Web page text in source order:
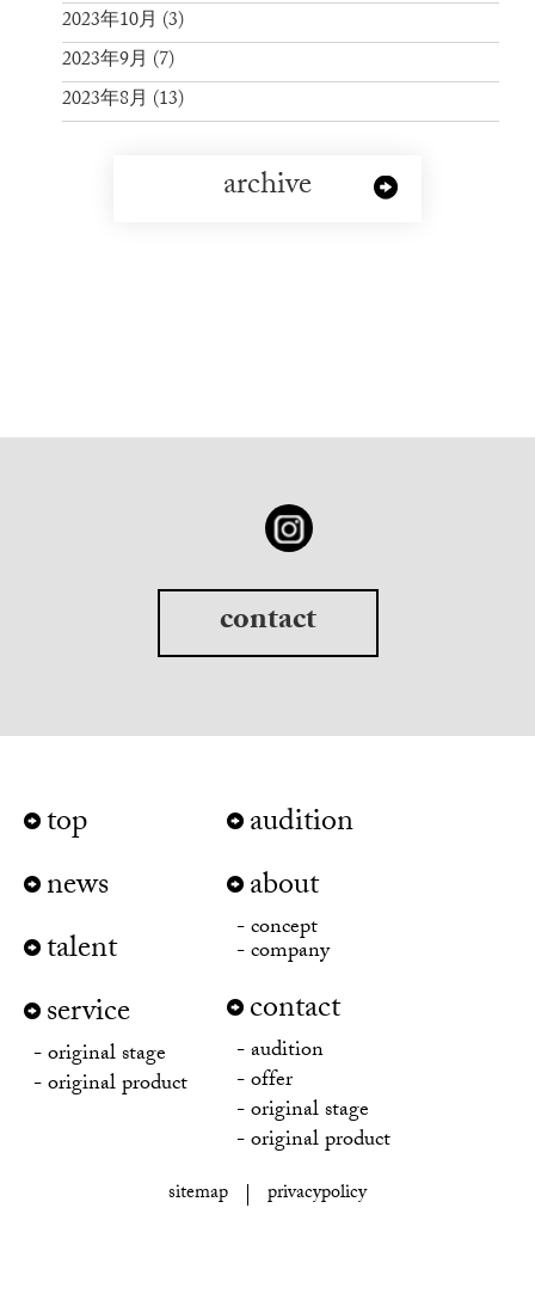
2023年10月 (3)
2023年9月 (7)
2023年8月 (13)
archive
contact
top
news
talent
service
original stage
original product
audition
about
concept
company
contact
audition
offer
original stage
original product
sitemap privacypolicy